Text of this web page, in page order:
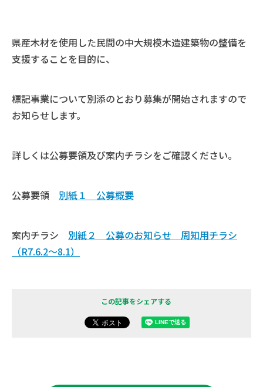
県産木材を使用した民間の中大規模木造建築物の整備を
支援することを目的に、
標記事業について別添のとおり募集が開始されますので
お知らせします。
詳しくは公募要領及び案内チラシをご確認ください。
公募要領 別紙１ 公募概要
案内チラシ 別紙２ 公募のお知らせ 周知用チラシ
（R7.6.2～8.1）
この記事をシェアする